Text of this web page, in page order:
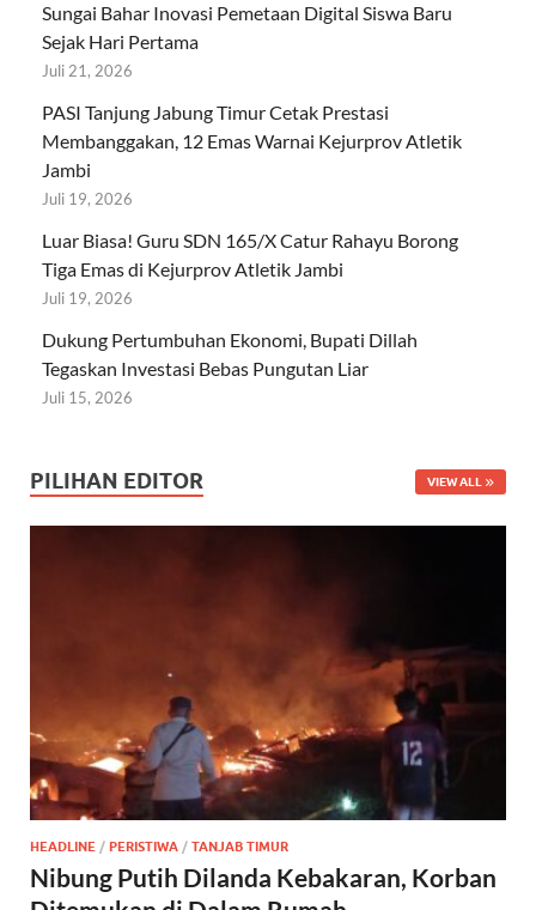
Sungai Bahar Inovasi Pemetaan Digital Siswa Baru
Sejak Hari Pertama
Juli 21, 2026
PASI Tanjung Jabung Timur Cetak Prestasi
Membanggakan, 12 Emas Warnai Kejurprov Atletik
Jambi
Juli 19, 2026
Luar Biasa! Guru SDN 165/X Catur Rahayu Borong
Tiga Emas di Kejurprov Atletik Jambi
Juli 19, 2026
Dukung Pertumbuhan Ekonomi, Bupati Dillah
Tegaskan Investasi Bebas Pungutan Liar
Juli 15, 2026
PILIHAN EDITOR VIEW ALL
HEADLINE / PERISTIWA / TANJAB TIMUR
Nibung Putih Dilanda Kebakaran, Korban